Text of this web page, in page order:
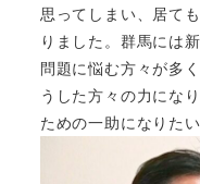
思ってしまい、居て
りました。群馬には
問題に悩む方々が多
うした方々の力にな
ための一助になりた